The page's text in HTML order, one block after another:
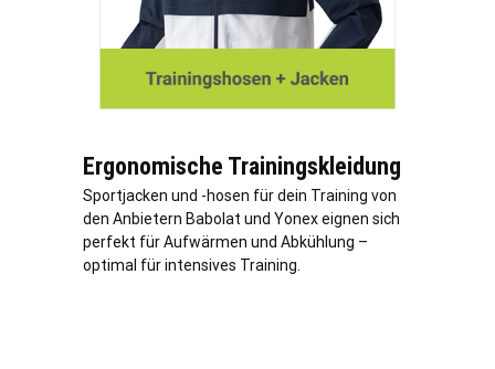
Ergonomische Trainingskleidung
Sportjacken und -hosen für dein Training von
den Anbietern Babolat und Yonex eignen sich
perfekt für Aufwärmen und Abkühlung –
optimal für intensives Training.